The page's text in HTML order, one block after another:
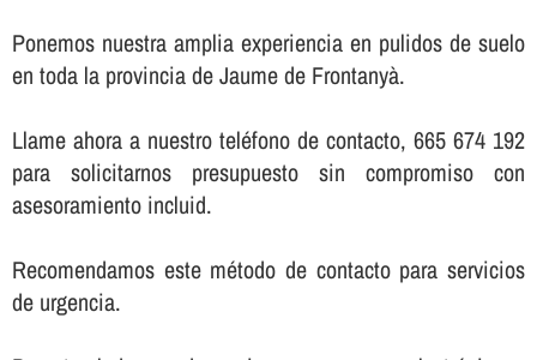
Ponemos nuestra amplia experiencia en pulidos de suelo
en toda la provincia de Jaume de Frontanyà.
Llame ahora a nuestro teléfono de contacto, 665 674 192
para solicitarnos presupuesto sin compromiso con
asesoramiento incluid.
Recomendamos este método de contacto para servicios
de urgencia.